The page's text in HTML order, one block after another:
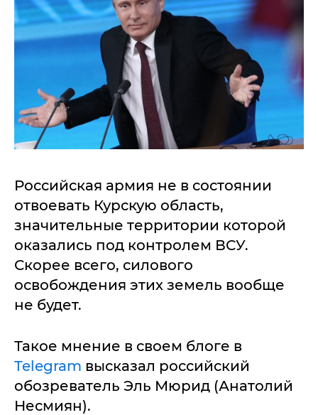
Российская армия не в состоянии
отвоевать Курскую область,
значительные территории которой
оказались под контролем ВСУ.
Скорее всего, силового
освобождения этих земель вообще
не будет.
Такое мнение в своем блоге в
Telegram высказал российский
обозреватель Эль Мюрид (Анатолий
Несмиян).